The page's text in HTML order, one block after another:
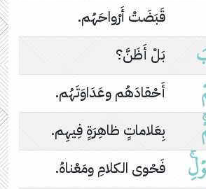
قَبَضَتْ أَرْواحَهُم.
بَلْ أَظَنَّ؟
أَحْقادَهُم وعَدَاوَتَهُم.
بِعَلاماتٍ ظاهِرَةٍ فِيهِم.
فَحْوى الكلامِ ومَعْناهُ.